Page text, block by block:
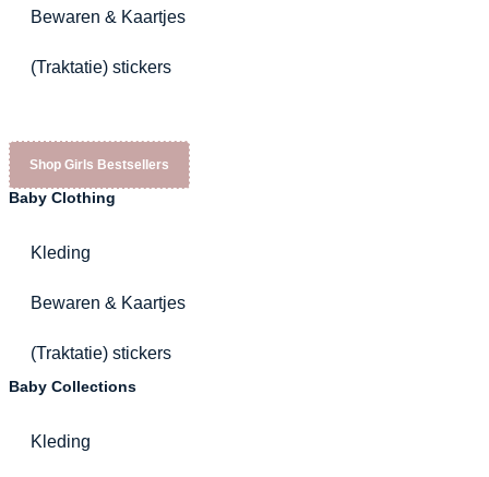
Bewaren & Kaartjes
(Traktatie) stickers
Shop Girls Bestsellers
Baby Clothing
Kleding
Bewaren & Kaartjes
(Traktatie) stickers
Baby Collections
Kleding